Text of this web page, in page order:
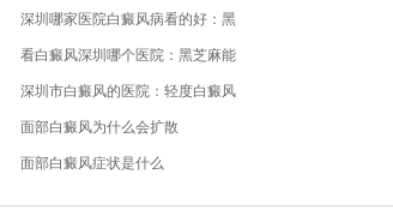
深圳哪家医院白癜风病看的好：黑
看白癜风深圳哪个医院：黑芝麻能
深圳市白癜风的医院：轻度白癜风
面部白癜风为什么会扩散
面部白癜风症状是什么